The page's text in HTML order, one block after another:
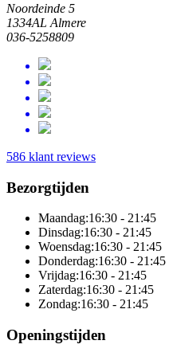
Noordeinde 5
1334AL Almere
036-5258809
586 klant reviews
Bezorgtijden
Maandag:16:30 - 21:45
Dinsdag:16:30 - 21:45
Woensdag:16:30 - 21:45
Donderdag:16:30 - 21:45
Vrijdag:16:30 - 21:45
Zaterdag:16:30 - 21:45
Zondag:16:30 - 21:45
Openingstijden